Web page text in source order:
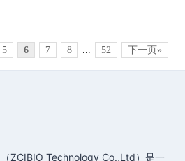
5 6 7 8 ... 52 下一页»
（ZCIBIO Technology Co.,Ltd）是一